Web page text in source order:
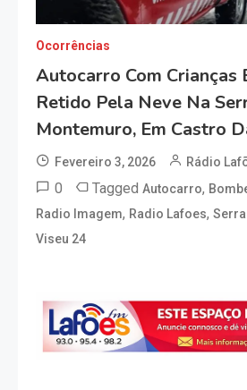
Ocorrências
Autocarro Com Crianças
Retido Pela Neve Na
Montemuro, Em Castro
Fevereiro 3, 2026 Rádio
0 Tagged Autocarro,
Radio Imagem, Radio Lafoes,
Viseu 24